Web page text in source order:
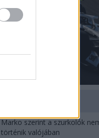
Marko szerint a szurkolók
történik valójában